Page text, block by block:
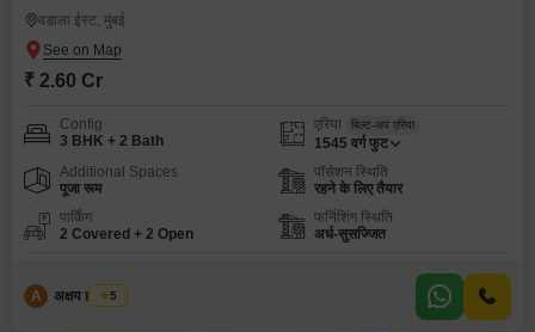
वडाला ईस्ट, मुंबई
₹ 2.60 Cr
Config
3 BHK + 2 Bath
एरिया बिल्ट-अप एरिया
1545 वर्ग फुट
Additional Spaces
पूजा रूम
पॉसेशन स्थिति
रहने के लिए तैयार
पार्किंग
2 Covered + 2 Open
फर्निशिंग स्थिति
अर्ध-सुसज्जित
A अक्षय ह पाटील
5